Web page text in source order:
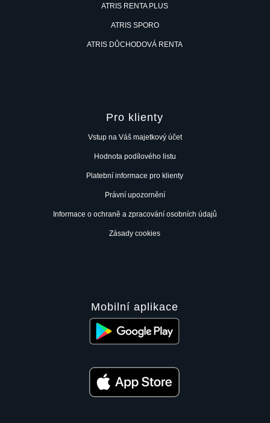
ATRIS RENTA PLUS
ATRIS SPORO
ATRIS DŮCHODOVÁ RENTA
Pro klienty
Vstup na Váš majetkový účet
Hodnota podílového listu
Platební informace pro klienty
Právní upozornění
Informace o ochraně a zpracování osobních údajů
Zásady cookies
Mobilní aplikace